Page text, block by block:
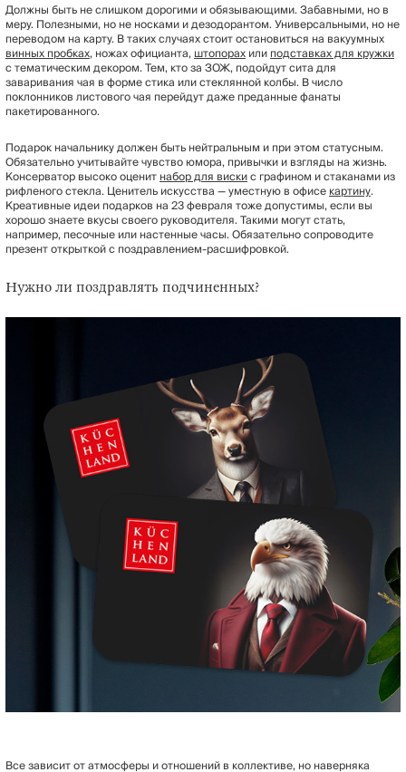
Должны быть не слишком дорогими и обязывающими. Забавными, но в
меру. Полезными, но не носками и дезодорантом. Универсальными, но не
переводом на карту. В таких случаях стоит остановиться на вакуумных
винных пробках, ножах официанта,штопорахилиподставках для кружки
с тематическим декором. Тем, кто за ЗОЖ, подойдут сита для
заваривания чая в форме стика или стеклянной колбы. В число
поклонников листового чая перейдут даже преданные фанаты
пакетированного.
Подарок начальнику должен быть нейтральным и при этом статусным.
Обязательно учитывайте чувство юмора, привычки и взгляды на жизнь.
Консерватор высоко оценитнабор для вискис графином и стаканами из
рифленого стекла. Ценитель искусства — уместную в офисекартину.
Креативные идеи подарков на 23 февраля тоже допустимы, если вы
хорошо знаете вкусы своего руководителя. Такими могут стать,
например, песочные или настенные часы. Обязательно сопроводите
презент открыткой с поздравлением-расшифровкой.
Нужно ли поздравлять подчиненных?
Все зависит от атмосферы и отношений в коллективе, но наверняка